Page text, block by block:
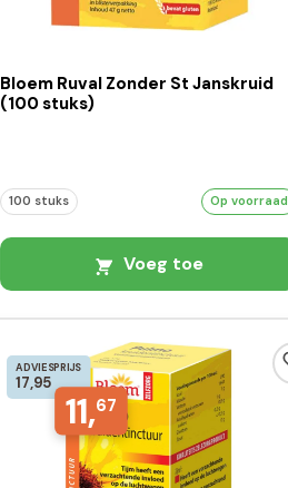
Bloem Ruval Zonder St Janskruid
(100 stuks)
100 stuks Op voorraad
Voeg toe
ADVIESPRIJS
17,95
11,67